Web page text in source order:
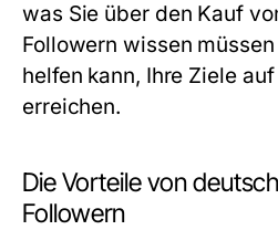
was Sie über den Kauf
Followern wissen
helfen kann, Ihre Ziele
erreichen.
Die Vorteile von
Followern